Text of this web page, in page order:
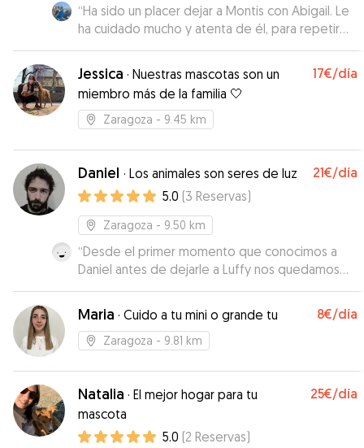
“Ha sido un placer dejar a Montis con Abigail. Le
ha cuidado mucho y atenta de él, para repetir
seguro. Muchas gracias!!”
Jessica · Nuestras mascotas son un
miembro más de la familia 🤍
17€/día
Zaragoza - 9.45 km
Daniel · Los animales son seres de luz 21€/día
5.0 (3 Reservas)
Zaragoza - 9.50 km
“Desde el primer momento que conocimos a
Daniel antes de dejarle a Luffy nos quedamos
muy tranquilos. Le encantan los perros y se
preocupa por ellos, nos hizo sentir que
dejabamos a nuestro grandullón en buenas
manos. Nos mandaba videos y fotos diarias a la
estuvo feliz y muy bien con Daniel y su
compañero perruno Anubis!”
Maria · Cuido a tu mini o grande tu 8€/día
Zaragoza - 9.81 km
Natalia · El mejor hogar para tu
mascota
25€/día
5.0 (2 Reservas)